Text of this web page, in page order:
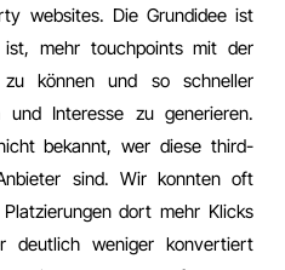
websites. Die Grundidee ist
ist, mehr touchpoints mit der
zu können und so schneller
und Interesse zu generieren.
bekannt, wer diese third-
sind. Wir konnten oft
dort mehr Klicks
deutlich weniger konvertiert